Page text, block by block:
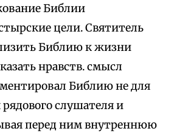
Библии
цели. Святитель
Библию к жизни
нравств. смысл
Библию не для
рядового слушателя и
перед ним внутреннюю